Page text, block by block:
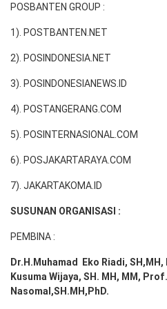
POSBANTEN GROUP :
1). POSTBANTEN.NET
2). POSINDONESIA.NET
3). POSINDONESIANEWS.ID
4). POSTANGERANG.COM
5). POSINTERNASIONAL.COM
6). POSJAKARTARAYA.COM
7). JAKARTAKOMA.ID
SUSUNAN ORGANISASI :
PEMBINA :
Dr.H.Muhamad Eko Riadi, SH,MH ,
Kusuma Wijaya, SH. MH, MM, Prof.
Nasomal,SH.MH,PhD.